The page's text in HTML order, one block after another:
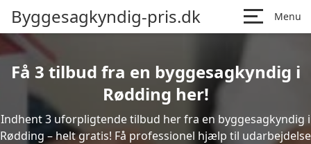
Byggesagkyndig-pris.dk Menu
Få 3 tilbud fra en byggesagkyndig i
Rødding her!
Indhent 3 uforpligtende tilbud her fra en byggesagkyndig i
Rødding – helt gratis! Få professionel hjælp til udarbejdelse